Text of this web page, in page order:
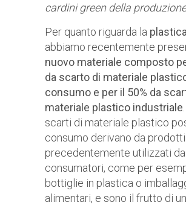
cardini green della
Per quanto riguarda la plastica
abbiamo recentemente
nuovo materiale composto
da scarto di materiale
consumo e per il 50% da
materiale plastico industriale
scarti di materiale plastico
consumo derivano da prodotti
precedentemente utilizzati
consumatori, come per
bottiglie in plastica o
alimentari, e sono il frutto di